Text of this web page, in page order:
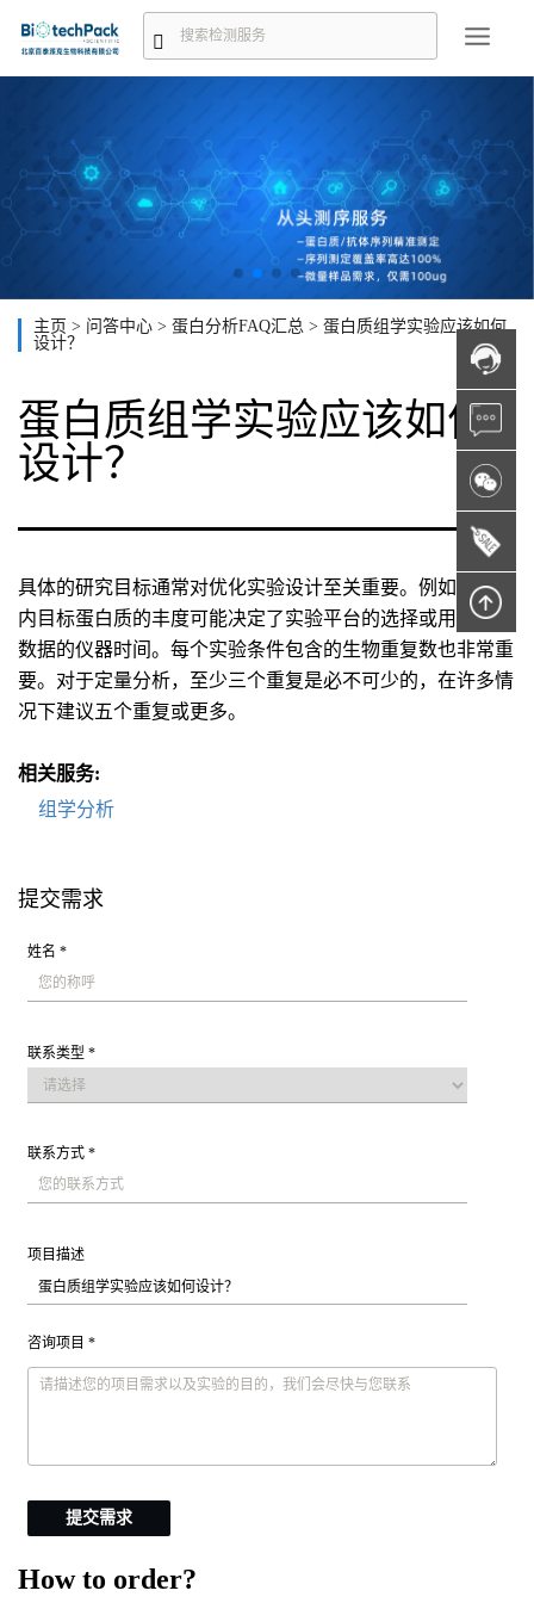
主页 > 问答中心 > 蛋白分析FAQ汇总 > 蛋白质组学实验应该如何
设计？
蛋白质组学实验应该如何
设计？
具体的研究目标通常对优化实验设计至关重要。例如，细胞
内目标蛋白质的丰度可能决定了实验平台的选择或用于获取
数据的仪器时间。每个实验条件包含的生物重复数也非常重
要。对于定量分析，至少三个重复是必不可少的，在许多情
况下建议五个重复或更多。
相关服务:
组学分析
提交需求
姓名 *
联系类型 *
联系方式 *
项目描述
咨询项目 *
提交需求
How to order?